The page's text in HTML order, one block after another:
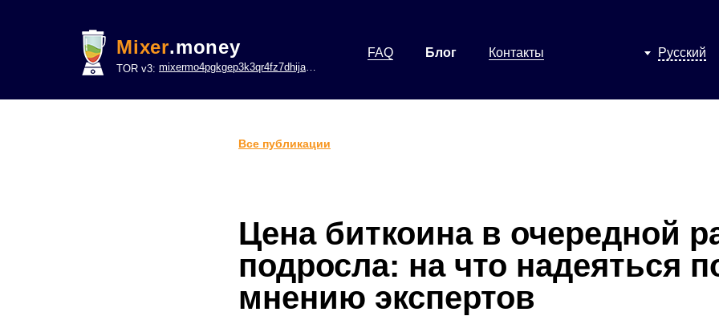
Mixer.money
TOR v3: mixermo4pgkgep3k3qr4fz7dhijavxnh6lwgu7gf5qeltpy4unjed2yd.onion
FAQ Блог Контакты Русский
Все публикации
Цена биткоина в очередной
подросла: на что надеяться
мнению экспертов